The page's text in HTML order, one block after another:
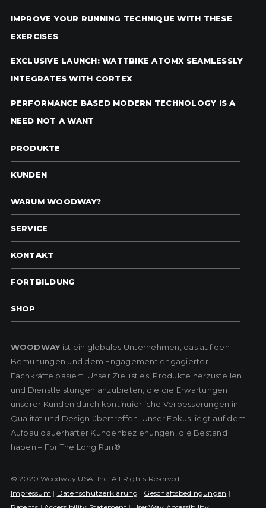
IMPROVE YOUR RUNNING TECHNIQUE WITH THESE
EXERCISES
EXCLUSIVE LAUNCH: WATTBIKE ATOMX SEAMLESSLY
INTEGRATES WITH CORTEX
PERFORMANCE BASED MODERN TECHNOLOGY IS A
NEED NOT A WANT
PRODUKTE
KUNDEN
WARUM WOODWAY?
SERVICE
KONTAKT
FORTBILDUNG
SHOP
WOODWAYist ein globales Unternehmen, das auf den
Bemühungen und dem Engagement engagierter
Fachkräfte basiert. Unser Ziel ist es, Produkte herzustellen
und Dienstleistungen anzubieten, die die Erwartungen
unserer Kunden durch kontinuierliche Verbesserungen in
Qualität und Design übertreffen. Unser Fokus liegt auf dem
Aufbau dauerhafter Kundenbeziehungen, die Bestand
haben – For The Long Run®
© 2020 Woodway USA, Inc. All Rights Reserved.
Impressum | Datenschutzerklärung | Geschäftsbedingungen |